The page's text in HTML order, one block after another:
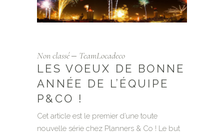
Non classé TeamLocadeco
LES VOEUX DE BONNE
ANNÉE DE L’ÉQUIPE
P&CO !
Cet article est le premier d’une toute
nouvelle série chez Planners & Co ! Le but